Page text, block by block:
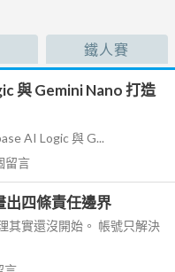
鐵人賽
與 Gemini Nano 打造
AI Logic 與 G...
留言
出四條責任邊界
其實還沒開始。 帳號只解決